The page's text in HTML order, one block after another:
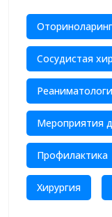
Сосудистая
Мероприятия
Профилактика
Хирургия